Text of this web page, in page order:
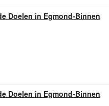
Doelen in Egmond-Binnen
Doelen in Egmond-Binnen